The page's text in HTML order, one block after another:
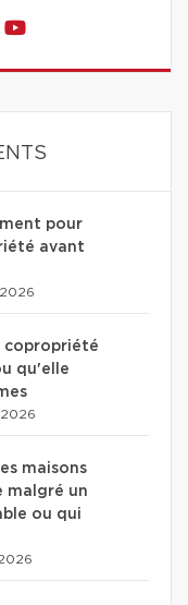
pour
avant
copropriété
qu'elle
maisons
malgré un
ou qui